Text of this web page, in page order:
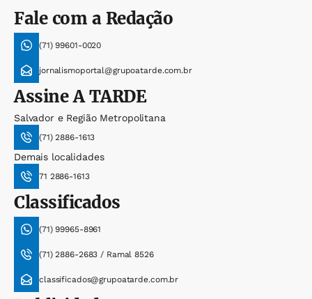
Fale com a Redação
(71) 99601-0020
jornalismoportal@grupoatarde.com.br
AssineA TARDE
Salvador e Região Metropolitana
(71) 2886-1613
Demais localidades
71 2886-1613
Classificados
(71) 99965-8961
(71) 2886-2683 / Ramal 8526
classificados@grupoatarde.com.br